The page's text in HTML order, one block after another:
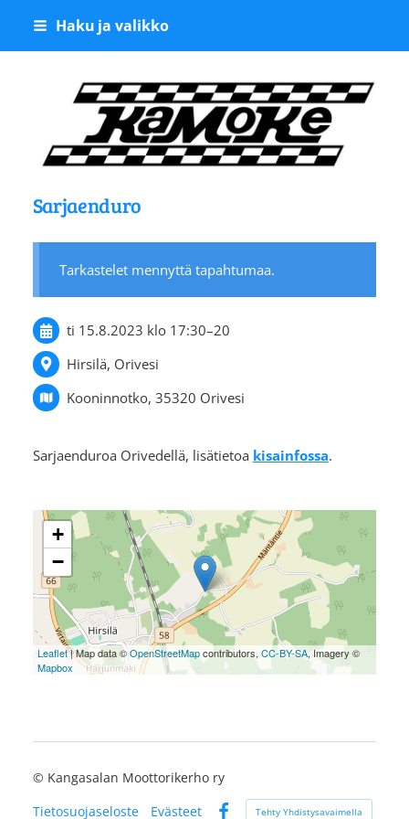
Siirry
Haku ja valikko
Kangasalan
Sarjaenduro
Tarkastelet mennyttä tapahtumaa.
ti 15.8.2023 klo 17:30–20
Hirsilä, Orivesi
Kooninnotko, 35320 Orivesi
Sarjaenduroa Orivedellä, lisätietoa kisainfossa.
+
−
Leaflet| Map data ©OpenStreetMapcontributors, CC-BY-SA, Imagery ©
Mapbox
© Kangasalan Moottorikerho ry
Tietosuojaseloste
Evästeet
Tehty Yhdistysavaimella